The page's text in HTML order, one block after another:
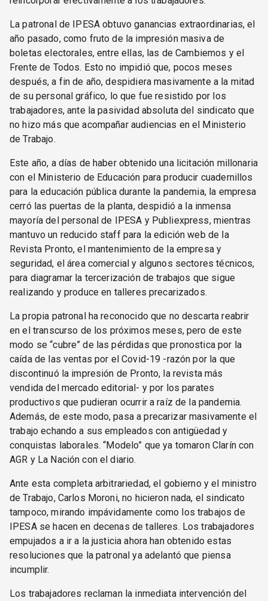
La patronal de IPESA obtuvo ganancias extraordinarias, el
año pasado, como fruto de la impresión masiva de
boletas electorales, entre ellas, las de Cambiemos y el
Frente de Todos. Esto no impidió que, pocos meses
después, a fin de año, despidiera masivamente a la mitad
de su personal gráfico, lo que fue resistido por los
trabajadores, ante la pasividad absoluta del sindicato que
no hizo más que acompañar audiencias en el Ministerio
de Trabajo.
Este año, a días de haber obtenido una licitación millonaria
con el Ministerio de Educación para producir cuadernillos
para la educación pública durante la pandemia, la empresa
cerró las puertas de la planta, despidió a la inmensa
mayoría del personal de IPESA y Publiexpress, mientras
mantuvo un reducido staff para la edición web de la
Revista Pronto, el mantenimiento de la empresa y
seguridad, el área comercial y algunos sectores técnicos,
para diagramar la tercerización de trabajos que sigue
realizando y produce en talleres precarizados.
La propia patronal ha reconocido que no descarta reabrir
en el transcurso de los próximos meses, pero de este
modo se “cubre” de las pérdidas que pronostica por la
caída de las ventas por el Covid-19 -razón por la que
discontinuó la impresión de Pronto, la revista más
vendida del mercado editorial- y por los parates
productivos que pudieran ocurrir a raíz de la pandemia.
Además, de este modo, pasa a precarizar masivamente el
trabajo echando a sus empleados con antigüedad y
conquistas laborales. “Modelo” que ya tomaron Clarín con
AGR y La Nación con el diario.
Ante esta completa arbitrariedad, el gobierno y el ministro
de Trabajo, Carlos Moroni, no hicieron nada, el sindicato
tampoco, mirando impávidamente como los trabajos de
IPESA se hacen en decenas de talleres. Los trabajadores
empujados a ir a la justicia ahora han obtenido estas
resoluciones que la patronal ya adelantó que piensa
incumplir.
Los trabajadores reclaman la inmediata intervención del